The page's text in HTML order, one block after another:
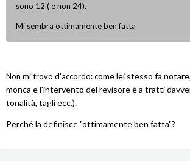
sono 12 ( e non 24).
Mi sembra ottimamente ben fatta
Non mi trovo d'accordo: come lei stesso fa
monca e l'intervento del revisore è a tratti
tonalità, tagli ecc.).
Perché la definisce "ottimamente ben fatta"?